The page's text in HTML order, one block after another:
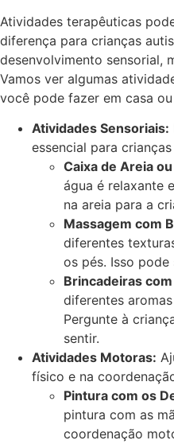
Atividades terapêuticas
diferença para crianças
desenvolvimento sensorial,
Vamos ver algumas
você pode fazer em casa
Atividades Sensoriais:
essencial para
Caixa de Areia
água é relaxante
na areia para a
Massagem com
diferentes
os pés. Isso
Brincadeiras
diferentes
Pergunte à
sentir.
Atividades Motoras:
físico e na
Pintura com os
pintura com as
coordenação